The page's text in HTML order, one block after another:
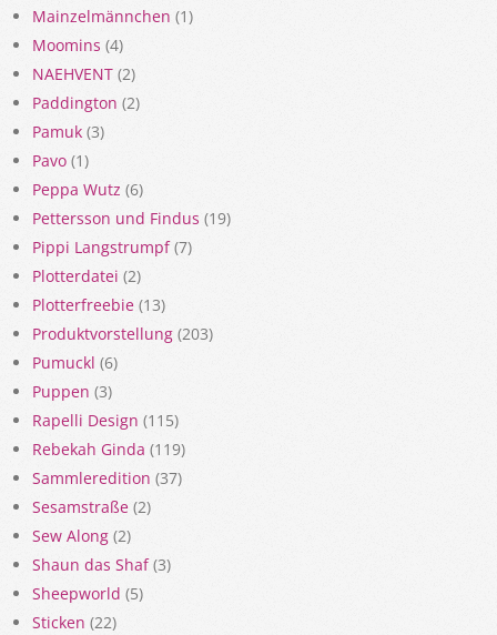
Mainzelmännchen (1)
Moomins (4)
NAEHVENT (2)
Paddington (2)
Pamuk (3)
Pavo (1)
Peppa Wutz (6)
Pettersson und Findus (19)
Pippi Langstrumpf(7)
Plotterdatei (2)
Plotterfreebie (13)
Produktvorstellung (203)
Pumuckl (6)
Puppen (3)
Rapelli Design (115)
Rebekah Ginda (119)
Sammleredition (37)
Sesamstraße (2)
Sew Along (2)
Shaun das Shaf(3)
Sheepworld (5)
Sticken (22)